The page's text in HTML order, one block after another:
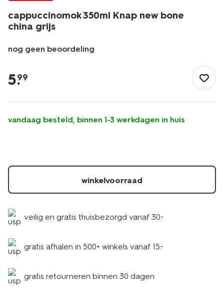
cappuccinomok 350ml Knap new bone
china grijs
nog geen beoordeling
tafelen/servies/mokken-
kopjes/cappuccinomok-
knap-
new-
bone-
5.
99
vandaag besteld, binnen 1-3 werkdagen in huis
winkelvoorraad
veilig en gratis thuisbezorgd vanaf 30.-
gratis afhalen in 500+ winkels vanaf 15.-
gratis retourneren binnen 30 dagen